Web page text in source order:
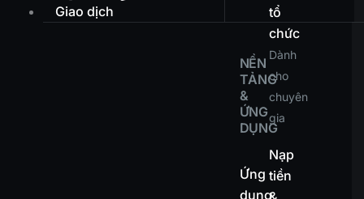
tổ
chức
Dành
cho
chuyên
gia
Nạp
tiền
Giao dịch
NỀN
TẢNG
&
ỨNG
DỤNG
Ứng
dụng